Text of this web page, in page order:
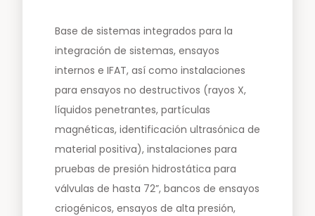
Base de sistemas integrados para la
integración de sistemas, ensayos
internos e IFAT, así como instalaciones
para ensayos no destructivos (rayos X,
líquidos penetrantes, partículas
magnéticas, identificación ultrasónica de
material positiva), instalaciones para
pruebas de presión hidrostática para
válvulas de hasta 72”, bancos de ensayos
criogénicos, ensayos de alta presión,